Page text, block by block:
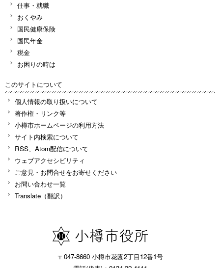
仕事・就職
おくやみ
国民健康保険
国民年金
税金
お困りの時は
このサイトについて
個人情報の取り扱いについて
著作権・リンク等
小樽市ホームページの利用方法
サイト内検索について
RSS、Atom配信について
ウェブアクセシビリティ
ご意見・お問合せをお寄せください
お問い合わせ一覧
Translate（翻訳）
〒047-8660 小樽市花園2丁目12番1号